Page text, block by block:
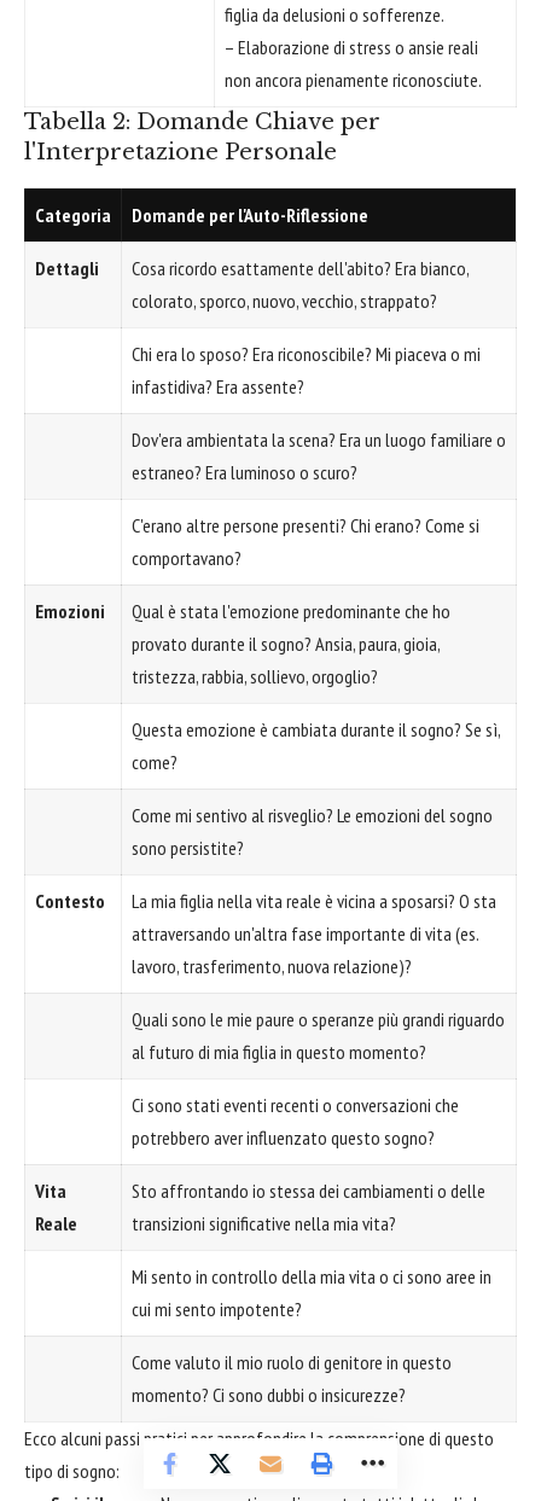
figlia da delusioni o sofferenze.
– Elaborazione di stress o ansie reali
non ancora pienamente riconosciute.
Tabella 2: Domande Chiave per
l'Interpretazione Personale
Categoria Domande per l'Auto-Riflessione
Dettagli
Cosa ricordo esattamente dell'abito? Era bianco,
colorato, sporco, nuovo, vecchio, strappato?
Chi era lo sposo? Era riconoscibile? Mi piaceva o mi
infastidiva? Era assente?
Dov'era ambientata la scena? Era un luogo familiare o
estraneo? Era luminoso o scuro?
C'erano altre persone presenti? Chi erano? Come si
comportavano?
Emozioni
Qual è stata l'emozione predominante che ho
provato durante il sogno? Ansia, paura, gioia,
tristezza, rabbia, sollievo, orgoglio?
Questa emozione è cambiata durante il sogno? Se sì,
come?
Come mi sentivo al risveglio? Le emozioni del sogno
sono persistite?
Contesto
La mia figlia nella vita reale è vicina a sposarsi? O sta
attraversando un'altra fase importante di vita (es.
lavoro, trasferimento, nuova relazione)?
Quali sono le mie paure o speranze più grandi riguardo
al futuro di mia figlia in questo momento?
Ci sono stati eventi recenti o conversazioni che
potrebbero aver influenzato questo sogno?
Vita
Reale
Sto affrontando io stessa dei cambiamenti o delle
transizioni significative nella mia vita?
Mi sento in controllo della mia vita o ci sono aree in
cui mi sento impotente?
Come valuto il mio ruolo di genitore in questo
momento? Ci sono dubbi o insicurezze?
Ecco alcuni passi pratici per approfondire la comprensione di questo
tipo di sogno: